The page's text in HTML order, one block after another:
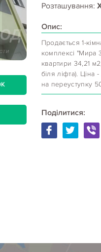
Розташування:
Опис:
Продається 1-
комплексі "Мира
квартири 34,21
біля ліфта).
на переуступку
Поділитися: